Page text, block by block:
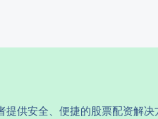
供安全、便捷的股票配资解